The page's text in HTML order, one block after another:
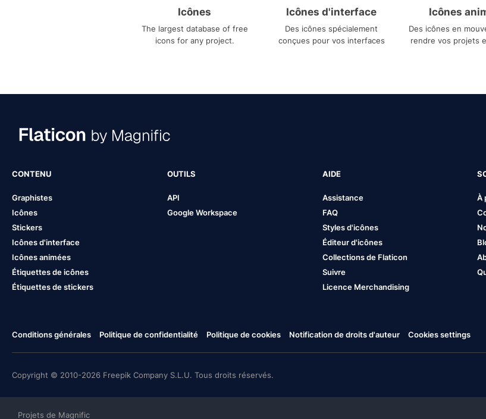
Icônes
The largest database of free
icons for any project.
Icônes d'interface
Des icônes spécialement
conçues pour vos interfaces
Icônes
Des icônes en
rendre vos projets
CONTENU
Graphistes
Icônes
Stickers
Icônes d'interface
Icônes animées
Étiquettes de icônes
Étiquettes de stickers
OUTILS
API
Google Workspace
AIDE
Assistance
FAQ
Styles d'icônes
Éditeur d'icônes
Collections de Flaticon
Suivre
Licence Merchandising
À
Conditions générales Politique de confidentialité Politique de cookies Notification de droits d'auteur Cookies settings
Copyright © 2010-2026 Freepik Company S.L.U. Tous droits réservés.
Projets de Magnific